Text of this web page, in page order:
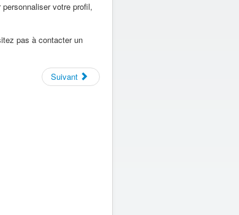
votre profil,
pas à contacter un
Suivant